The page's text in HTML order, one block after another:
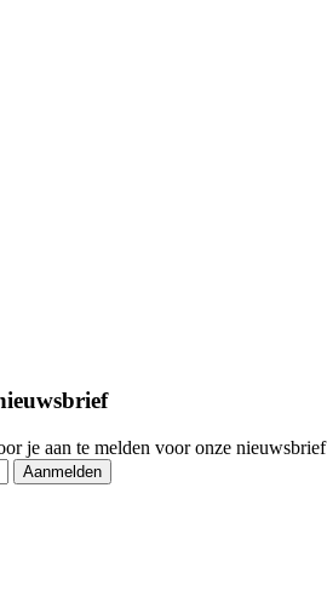
je aan te melden voor onze nieuwsbrief
Aanmelden